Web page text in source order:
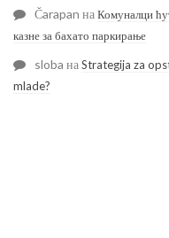
Čarapan наКомуналци
казне за бахато паркирање
sloba наStrategija za
mlade?